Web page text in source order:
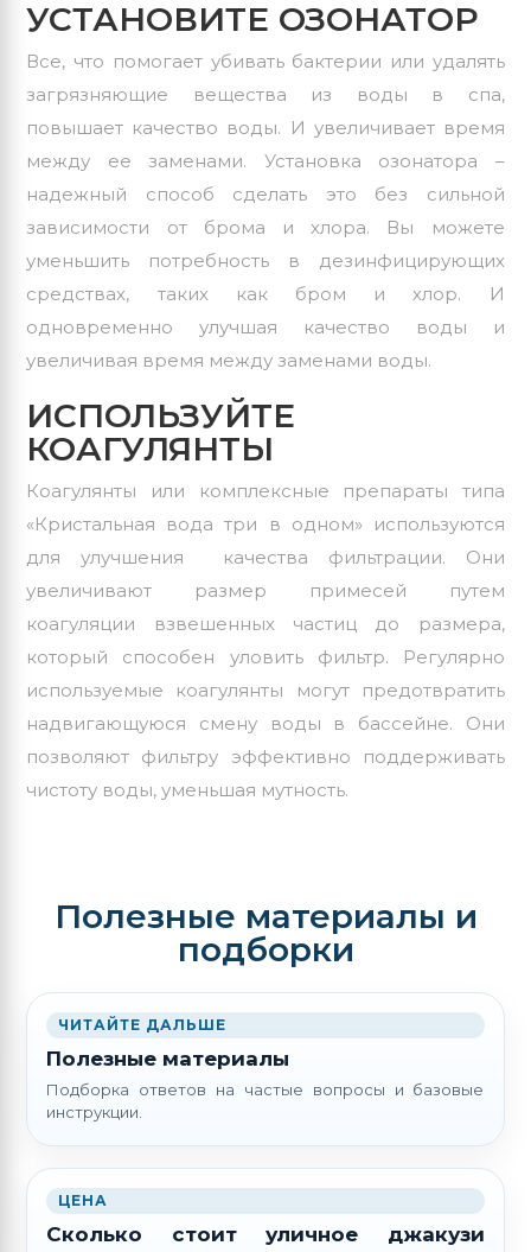
УСТАНОВИТЕ ОЗОНАТОР
Все, что помогает убивать бактерии или удалять
загрязняющие вещества из воды в спа,
повышает качество воды. И увеличивает время
между ее заменами. Установка озонатора –
надежный способ сделать это без сильной
зависимости от брома и хлора. Вы можете
уменьшить потребность в дезинфицирующих
средствах, таких как бром и хлор. И
одновременно улучшая качество воды и
увеличивая время между заменами воды.
ИСПОЛЬЗУЙТЕ
КОАГУЛЯНТЫ
Коагулянты или комплексные препараты типа
«Кристальная вода три в одном» используются
для улучшения качества фильтрации. Они
увеличивают размер примесей путем
коагуляции взвешенных частиц до размера,
который способен уловить фильтр. Регулярно
используемые коагулянты могут предотвратить
надвигающуюся смену воды в бассейне. Они
позволяют фильтру эффективно поддерживать
чистоту воды, уменьшая мутность.
Полезные материалы и
подборки
ЧИТАЙТЕ ДАЛЬШЕ
Полезные материалы
Подборка ответов на частые вопросы и базовые
инструкции.
ЦЕНА
Сколько стоит уличное джакузи